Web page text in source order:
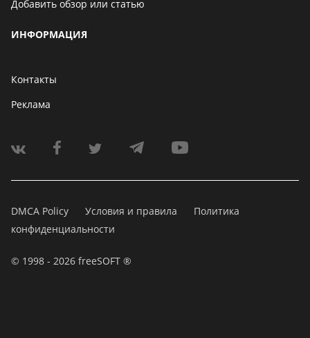
Добавить обзор или статью
ИНФОРМАЦИЯ
Контакты
Реклама
DMCA Policy Условия и правила
Политика
конфиденциальности
© 1998 - 2026 freeSOFT ®